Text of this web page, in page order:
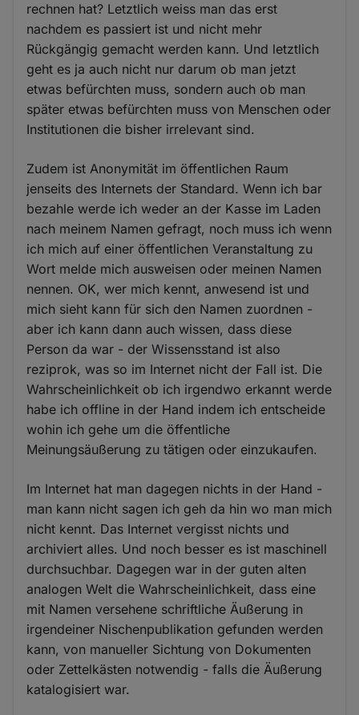
rechnen hat? Letztlich weiss man das erst
nachdem es passiert ist und nicht mehr
Rückgängig gemacht werden kann. Und letztlich
geht es ja auch nicht nur darum ob man jetzt
etwas befürchten muss, sondern auch ob man
später etwas befürchten muss von Menschen oder
Institutionen die bisher irrelevant sind.
Zudem ist Anonymität im öffentlichen Raum
jenseits des Internets der Standard. Wenn ich bar
bezahle werde ich weder an der Kasse im Laden
nach meinem Namen gefragt, noch muss ich wenn
ich mich auf einer öffentlichen Veranstaltung zu
Wort melde mich ausweisen oder meinen Namen
nennen. OK, wer mich kennt, anwesend ist und
mich sieht kann für sich den Namen zuordnen -
aber ich kann dann auch wissen, dass diese
Person da war - der Wissensstand ist also
reziprok, was so im Internet nicht der Fall ist. Die
Wahrscheinlichkeit ob ich irgendwo erkannt werde
habe ich offline in der Hand indem ich entscheide
wohin ich gehe um die öffentliche
Meinungsäußerung zu tätigen oder einzukaufen.
Im Internet hat man dagegen nichts in der Hand -
man kann nicht sagen ich geh da hin wo man mich
nicht kennt. Das Internet vergisst nichts und
archiviert alles. Und noch besser es ist maschinell
durchsuchbar. Dagegen war in der guten alten
analogen Welt die Wahrscheinlichkeit, dass eine
mit Namen versehene schriftliche Äußerung in
irgendeiner Nischenpublikation gefunden werden
kann, von manueller Sichtung von Dokumenten
oder Zettelkästen notwendig - falls die Äußerung
katalogisiert war.